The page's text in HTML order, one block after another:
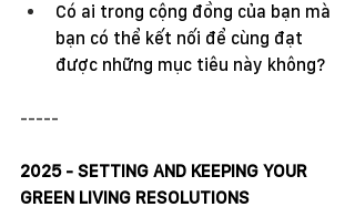
Có ai trong cộng đồng của bạn mà
bạn có thể kết nối để cùng đạt
được những mục tiêu này không?
-----
2025 - SETTING AND KEEPING YOUR
GREEN LIVING RESOLUTIONS